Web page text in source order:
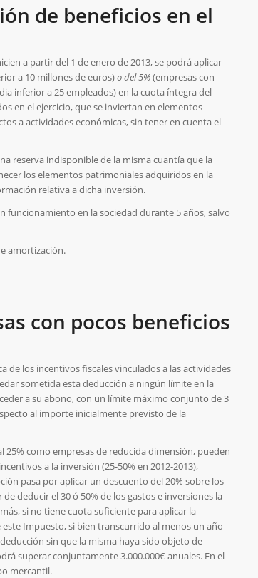
de beneficios en el
a partir del 1 de enero de 2013, se podrá aplicar
a 10 millones de euros)o del 5%(empresas con
inferior a 25 empleados) en la cuota íntegra del
en el ejercicio, que se inviertan en elementos
a actividades económicas, sin tener en cuenta el
reserva indisponible de la misma cuantía que la
los elementos patrimoniales adquiridos en la
relativa a dicha inversión.
en la sociedad durante 5 años, salvo
amortización.
con pocos beneficios
de los incentivos fiscales vinculados a las actividades
sometida esta deducción a ningún límite en la
a su abono, con un límite máximo conjunto de 3
al importe inicialmente previsto de la
25% como empresas de reducida dimensión, pueden
a la inversión (25-50% en 2012-2013),
pasa por aplicar un descuento del 20% sobre los
deducir el 30 ó 50% de los gastos e inversiones la
si no tiene cuota suficiente para aplicar la
Impuesto, si bien transcurrido al menos un año
sin que la misma haya sido objeto de
superar conjuntamente 3.000.000€ anuales. En el
mercantil.